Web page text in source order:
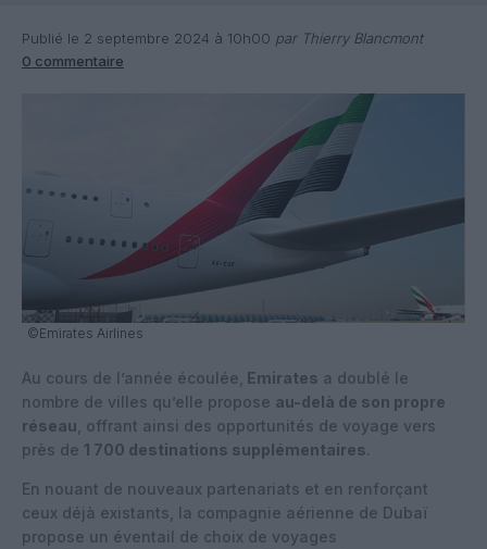
Publié le 2 septembre 2024 à 10h00 par Thierry Blancmont
0 commentaire
©Emirates Airlines
Au cours de l’année écoulée, Emirates a doublé le
nombre de villes qu’elle propose au-delà de son propre
réseau , offrant ainsi des opportunités de voyage vers
près de 1 700 destinations supplémentaires.
En nouant de nouveaux partenariats et en renforçant
ceux déjà existants, la compagnie aérienne de Dubaï
propose un éventail de choix de voyages